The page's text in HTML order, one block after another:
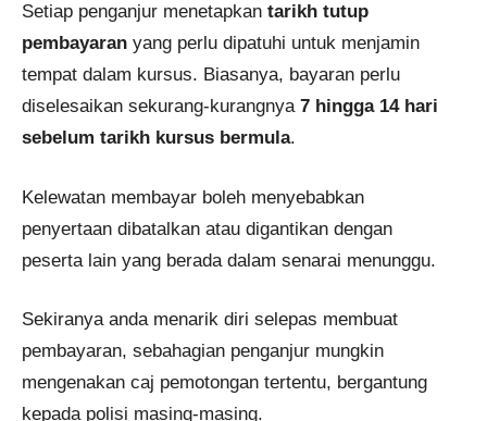
Setiap penganjur menetapkan tarikh tutup
pembayaran yang perlu dipatuhi untuk menjamin
tempat dalam kursus. Biasanya, bayaran perlu
diselesaikan sekurang-kurangnya 7 hingga 14 hari
sebelum tarikh kursus bermula.
Kelewatan membayar boleh menyebabkan
penyertaan dibatalkan atau digantikan dengan
peserta lain yang berada dalam senarai menunggu.
Sekiranya anda menarik diri selepas membuat
pembayaran, sebahagian penganjur mungkin
mengenakan caj pemotongan tertentu, bergantung
kepada polisi masing-masing.